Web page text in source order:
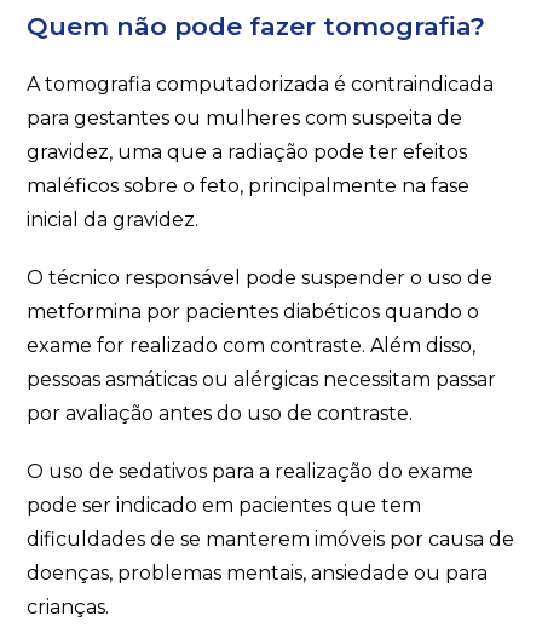
Quem não pode fazer tomografia?
A tomografia computadorizada é contraindicada
para gestantes ou mulheres com suspeita de
gravidez, uma que a radiação pode ter efeitos
maléficos sobre o feto, principalmente na fase
inicial da gravidez.
O técnico responsável pode suspender o uso de
metformina por pacientes diabéticos quando o
exame for realizado com contraste. Além disso,
pessoas asmáticas ou alérgicas necessitam passar
por avaliação antes do uso de contraste.
O uso de sedativos para a realização do exame
pode ser indicado em pacientes que tem
dificuldades de se manterem imóveis por causa de
doenças, problemas mentais, ansiedade ou para
crianças.